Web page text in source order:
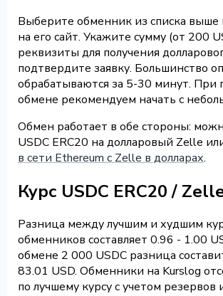
Выберите обменник из списка выше
на его сайт. Укажите сумму (от 200
реквизиты для получения
подтвердите заявку. Большинство
обрабатываются за 5-30 минут. При
обмене рекомендуем начать с
Обмен работает в обе стороны:
USDC ERC20 на долларовый Zelle
в сети Ethereum с Zelle в долларах.
Курс USDC ERC20 /
Разница между лучшим и худшим
обменников составляет 0.96 - 1.00
обмене 2 000 USDC разница
83.01 USD. Обменники на Kurslog
по лучшему курсу с учетом резервов